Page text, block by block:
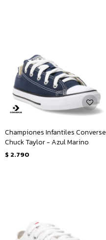
Championes Infantiles Converse
Chuck Taylor - Azul Marino
$ 2.790